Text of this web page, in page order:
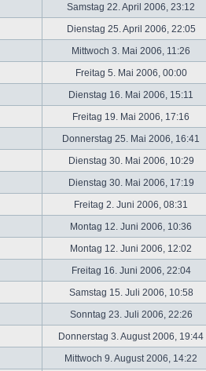
Samstag 22. April 2006, 23:12
Dienstag 25. April 2006, 22:05
Mittwoch 3. Mai 2006, 11:26
Freitag 5. Mai 2006, 00:00
Dienstag 16. Mai 2006, 15:11
Freitag 19. Mai 2006, 17:16
Donnerstag 25. Mai 2006, 16:41
Dienstag 30. Mai 2006, 10:29
Dienstag 30. Mai 2006, 17:19
Freitag 2. Juni 2006, 08:31
Montag 12. Juni 2006, 10:36
Montag 12. Juni 2006, 12:02
Freitag 16. Juni 2006, 22:04
Samstag 15. Juli 2006, 10:58
Sonntag 23. Juli 2006, 22:26
Donnerstag 3. August 2006, 19:44
Mittwoch 9. August 2006, 14:22